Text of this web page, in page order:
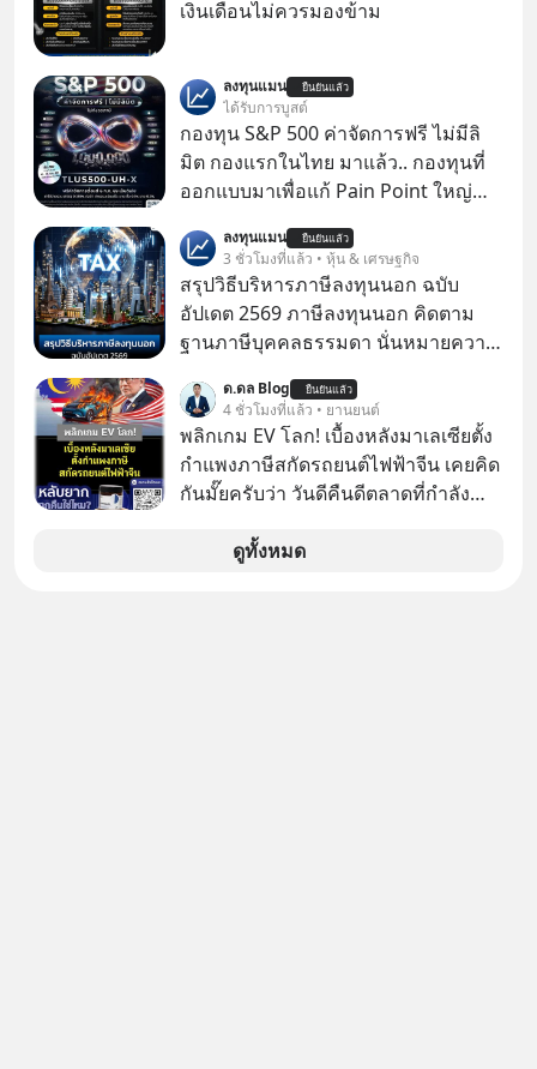
เงินเดือนไม่ควรมองข้าม
ลงทุนแมน ยืนยันแล้ว
ได้รับการบูสต์
กองทุน S&P 500 ค่าจัดการฟรี ไม่มีลิ
มิต กองแรกในไทย มาแล้ว.. กองทุนที่
ออกแบบมาเพื่อแก้ Pain Point ใหญ่
ลงทุนแมน ยืนยันแล้ว
3 ชั่วโมงที่แล้ว • หุ้น & เศรษฐกิจ
สรุปวิธีบริหารภาษีลงทุนนอก ฉบับ
อัปเดต 2569 ภาษีลงทุนนอก คิดตาม
ฐานภาษีบุคคลธรรมดา นั่นหมายความ
ด.ดล Blog ยืนยันแล้ว
4 ชั่วโมงที่แล้ว • ยานยนต์
พลิกเกม EV โลก! เบื้องหลังมาเลเซียตั้ง
กำแพงภาษีสกัดรถยนต์ไฟฟ้าจีน เคยคิด
กันมั๊ยครับว่า วันดีคืนดีตลาดที่กำลัง
จนหน้าทิ่มแบบไม่ทันตั้งตัว…
ดูทั้งหมด